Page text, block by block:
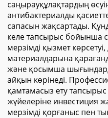
саңырауқұлақтардың
антибактериалды
сапасын жақсартады.
келе тапсырыс бойынша
мерзімді қызмет көрсетуі,
материалдарына
және қосымша
айқын көрінеді.
қамтамасыз ету
жүйелеріне инвестиция
мерзімді қорғаныс пен